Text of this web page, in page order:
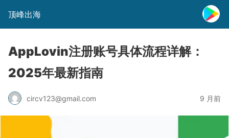
顶峰出海
AppLovin注册账号具体流程详解：
2025年最新指南
circv123@gmail.com 9 月前